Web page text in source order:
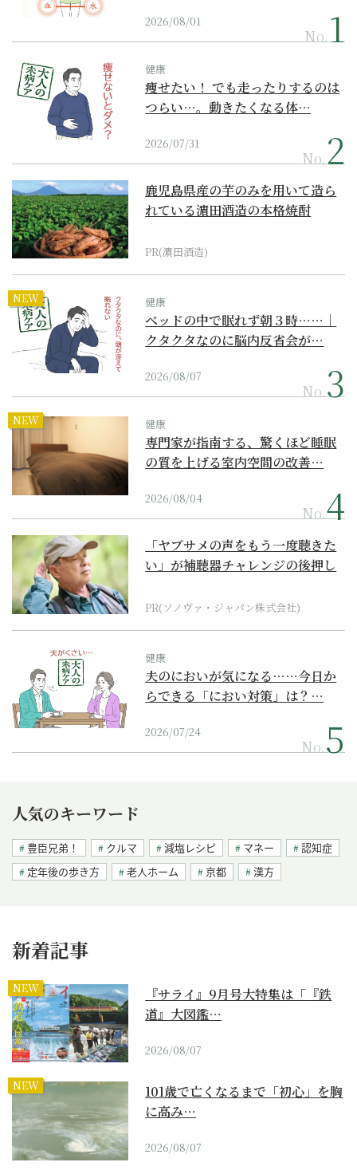
2026/08/01
No.
健康
痩せたい！ でも走ったりするのは
つらい…。動きたくなる体…
2026/07/31
No.
鹿児島県産の芋のみを用いて造ら
れている濵田酒造の本格焼酎
PR(濵田酒造)
NEW 健康
ベッドの中で眠れず朝３時……｜
クタクタなのに脳内反省会が…
2026/08/07
No.
NEW 健康
専門家が指南する、驚くほど睡眠
の質を上げる室内空間の改善…
2026/08/04
No.
「ヤブサメの声をもう一度聴きた
い」が補聴器チャレンジの後押し
PR(ソノヴァ・ジャパン株式会社)
健康
夫のにおいが気になる……今日か
らできる「におい対策」は？…
2026/07/24
No.
人気のキーワード
豊臣兄弟！ クルマ 減塩レシピ マネー
認知症
定年後の歩き方
老人ホーム 京都 漢方
新着記事
NEW
『サライ』9月号大特集は「『鉄
道』大図鑑…
2026/08/07
NEW
101歳で亡くなるまで「初心」を胸
に高み…
2026/08/07